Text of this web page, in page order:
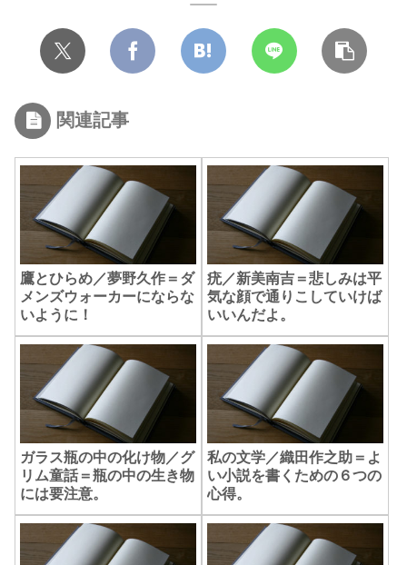
関連記事
鷹とひらめ／夢野久作＝ダ
メンズウォーカーにならな
いように！
疣／新美南吉＝悲しみは平
気な顔で通りこしていけば
いいんだよ。
ガラス瓶の中の化け物／グ
リム童話＝瓶の中の生き物
には要注意。
私の文学／織田作之助＝よ
い小説を書くための６つの
心得。